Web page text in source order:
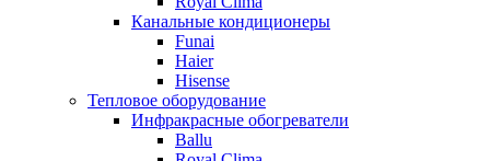
Канальные кондиционеры
Funai
Haier
Hisense
Тепловое оборудование
Инфракрасные обогреватели
Ballu